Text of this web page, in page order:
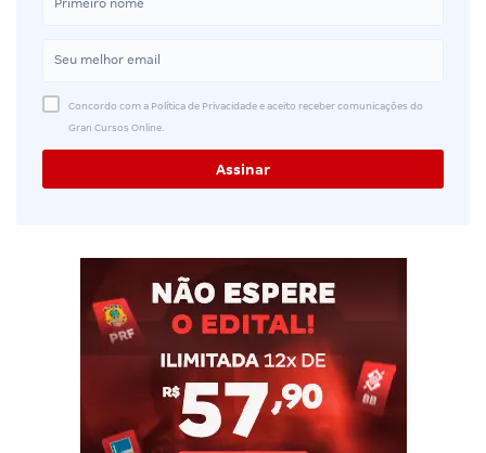
Concordo com a Política de Privacidade e aceito receber comunicações do
Gran Cursos Online.